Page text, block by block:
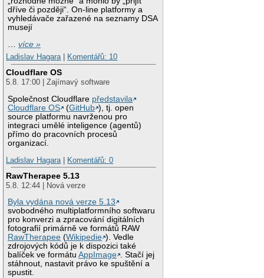
dříve či později“. On-line platformy a
vyhledávače zařazené na seznamy DSA
musejí
…více »
Ladislav Hagara| Komentářů: 10
Cloudflare OS
5.8. 17:00 | Zajímavý software
Společnost Cloudflare představila
Cloudflare OS
(GitHub ), tj. open
source platformu navrženou pro
integraci umělé inteligence (agentů)
přímo do pracovních procesů
organizací.
Ladislav Hagara| Komentářů: 0
RawTherapee 5.13
5.8. 12:44 | Nová verze
Byla vydána nová verze 5.13
svobodného multiplatformního softwaru
pro konverzi a zpracování digitálních
fotografií primárně ve formátů RAW
RawTherapee (Wikipedie ). Vedle
zdrojových kódů je k dispozici také
balíček ve formátuAppImage . Stačí jej
stáhnout, nastavit právo ke spuštění a
spustit.